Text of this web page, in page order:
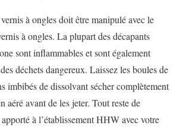
à ongles doit être manipulé avec le
à ongles. La plupart des décapants
sont inflammables et sont également
déchets dangereux. Laissez les boules de
imbibés de dissolvant sécher complètement
aéré avant de les jeter. Tout reste de
à l’établissement HHW avec votre